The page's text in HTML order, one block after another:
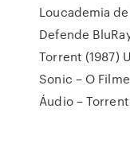
Loucademia
Defende
Torrent (1987)
Sonic – O
Áudio –